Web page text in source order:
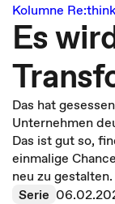
Kolumne
Es
Das hat
Unternehmen
Das ist gut so,
einmalige
neu zu gestalten.
Serie